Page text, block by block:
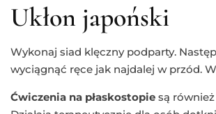
Ukłon japoński
Wykonaj siad klęczny podparty.
wyciągnąć ręce jak najdalej w przód.
Ćwiczenia na płaskostopie są